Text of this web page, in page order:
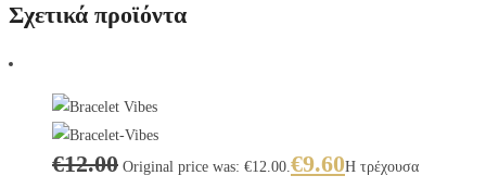
Σχετικά προϊόντα
€12.00 Original price was: €12.00.€9.60Η τρέχουσα